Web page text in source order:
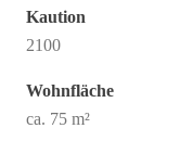
Kaution
2100
Wohnfläche
ca. 75 m²